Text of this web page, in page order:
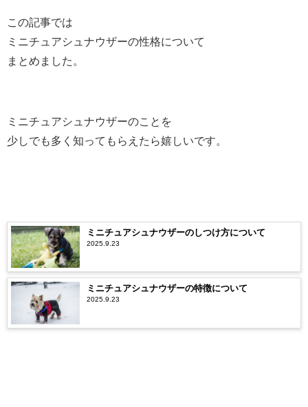
この記事では
ミニチュアシュナウザーの性格について
まとめました。
ミニチュアシュナウザーのことを
少しでも多く知ってもらえたら嬉しいです。
ミニチュアシュナウザーのしつけ方について
2025.9.23
ミニチュアシュナウザーの特徴について
2025.9.23